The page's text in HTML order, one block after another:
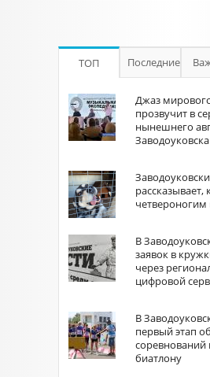
ТОП Последние
Джаз
прозвучит в
нынешнего
Заводоуковска
четвероногим
В
заявок в
через
цифровой
В
первый этап
соревнований
биатлону